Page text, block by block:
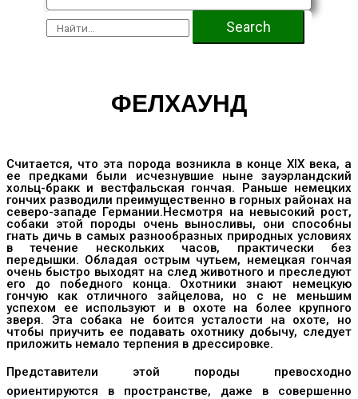
Search
ФЕЛХАУНД
Считается, что эта порода возникла в конце XIX века, а
ее предками были исчезнувшие ныне зауэрландский
хольц-бракк и вестфальская гончая. Раньше немецких
гончих разводили преимущественно в горных районах на
северо-западе Германии.Несмотря на невысокий рост,
собаки этой породы очень выносливы, они способны
гнать дичь в самых разнообразных природных условиях
в течение нескольких часов, практически без
передышки. Обладая острым чутьем, немецкая гончая
очень быстро выходят на след животного и преследуют
его до победного конца. Охотники знают немецкую
гончую как отличного зайцелова, но с не меньшим
успехом ее используют и в охоте на более крупного
зверя. Эта собака не боится усталости на охоте, но
чтобы приучить ее подавать охотнику добычу, следует
приложить немало терпения в дрессировке.
Представители этой породы превосходно
ориентируются в пространстве, даже в совершенно